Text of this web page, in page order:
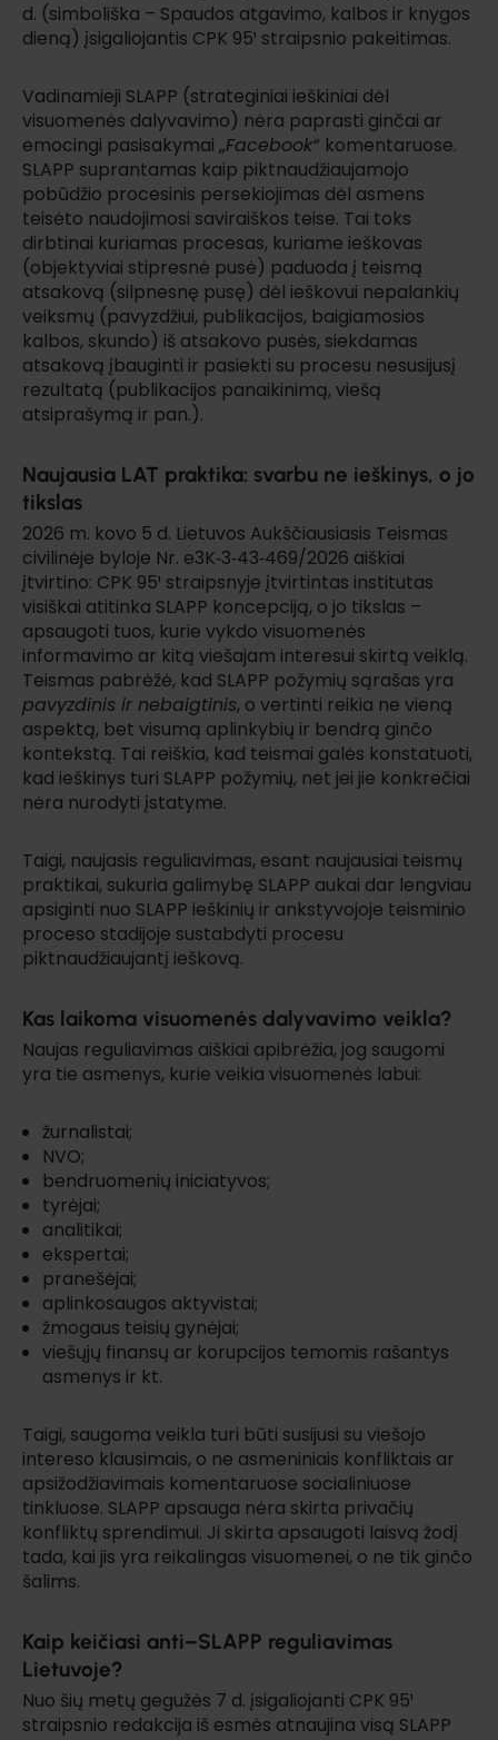
d. (simboliška – Spaudos atgavimo, kalbos ir knygos
dieną) įsigaliojantis CPK 95¹ straipsnio pakeitimas.
Vadinamieji SLAPP (strateginiai ieškiniai dėl
visuomenės dalyvavimo) nėra paprasti ginčai ar
emocingi pasisakymai „Facebook“ komentaruose.
SLAPP suprantamas kaip piktnaudžiaujamojo
pobūdžio procesinis persekiojimas dėl asmens
teisėto naudojimosi saviraiškos teise. Tai toks
dirbtinai kuriamas procesas, kuriame ieškovas
(objektyviai stipresnė pusė) paduoda į teismą
atsakovą (silpnesnę pusę) dėl ieškovui nepalankių
veiksmų (pavyzdžiui, publikacijos, baigiamosios
kalbos, skundo) iš atsakovo pusės, siekdamas
atsakovą įbauginti ir pasiekti su procesu nesusijusį
rezultatą (publikacijos panaikinimą, viešą
atsiprašymą ir pan.).
Naujausia LAT praktika: svarbu ne ieškinys, o jo
tikslas
2026 m. kovo 5 d. Lietuvos Aukščiausiasis Teismas
civilinėje byloje Nr. e3K‑3‑43‑469/2026 aiškiai
įtvirtino: CPK 95¹ straipsnyje įtvirtintas institutas
visiškai atitinka SLAPP koncepciją, o jo tikslas –
apsaugoti tuos, kurie vykdo visuomenės
informavimo ar kitą viešajam interesui skirtą veiklą.
Teismas pabrėžė, kad SLAPP požymių sąrašas yra
pavyzdinis ir nebaigtinis, o vertinti reikia ne vieną
aspektą, bet visumą aplinkybių ir bendrą ginčo
kontekstą. Tai reiškia, kad teismai galės konstatuoti,
kad ieškinys turi SLAPP požymių, net jei jie konkrečiai
nėra nurodyti įstatyme.
Taigi, naujasis reguliavimas, esant naujausiai teismų
praktikai, sukuria galimybę SLAPP aukai dar lengviau
apsiginti nuo SLAPP ieškinių ir ankstyvojoje teisminio
proceso stadijoje sustabdyti procesu
piktnaudžiaujantį ieškovą.
Kas laikoma visuomenės dalyvavimo veikla?
Naujas reguliavimas aiškiai apibrėžia, jog saugomi
yra tie asmenys, kurie veikia visuomenės labui:
žurnalistai;
NVO;
bendruomenių iniciatyvos;
tyrėjai;
analitikai;
ekspertai;
pranešėjai;
aplinkosaugos aktyvistai;
žmogaus teisių gynėjai;
viešųjų finansų ar korupcijos temomis rašantys
asmenys ir kt.
Taigi, saugoma veikla turi būti susijusi su viešojo
intereso klausimais, o ne asmeniniais konfliktais ar
apsižodžiavimais komentaruose socialiniuose
tinkluose. SLAPP apsauga nėra skirta privačių
konfliktų sprendimui. Ji skirta apsaugoti laisvą žodį
tada, kai jis yra reikalingas visuomenei, o ne tik ginčo
šalims.
Kaip keičiasi anti–SLAPP reguliavimas
Lietuvoje?
Nuo šių metų gegužės 7 d. įsigaliojanti CPK 95¹
straipsnio redakcija iš esmės atnaujina visą SLAPP